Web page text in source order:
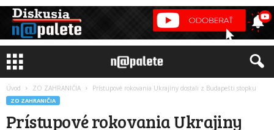
Úvod ZO ZAHRANIČIA Prístupové rokovania Ukrajiny dostali z Budapešti stopku
ZO ZAHRANIČIA
Prístupové rokovania Ukrajiny